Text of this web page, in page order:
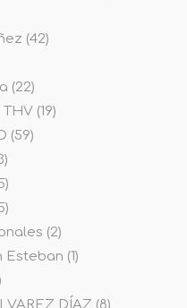
(42)
(22)
THV(19)
(59)
(2)
Esteban (1)